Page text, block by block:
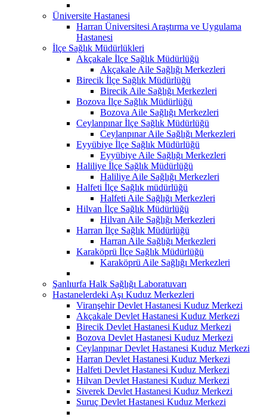
Üniversite Hastanesi
Harran Üniversitesi Araştırma ve Uygulama
Hastanesi
İlçe Sağlık Müdürlükleri
Akçakale İlçe Sağlık Müdürlüğü
Akçakale Aile Sağlığı Merkezleri
Birecik İlçe Sağlık Müdürlüğü
Birecik Aile Sağlığı Merkezleri
Bozova İlçe Sağlık Müdürlüğü
Bozova Aile Sağlığı Merkezleri
Ceylanpınar İlçe Sağlık Müdürlüğü
Ceylanpınar Aile Sağlığı Merkezleri
Eyyübiye İlçe Sağlık Müdürlüğü
Eyyübiye Aile Sağlığı Merkezleri
Haliliye İlçe Sağlık Müdürlüğü
Haliliye Aile Sağlığı Merkezleri
Halfeti İlçe Sağlık müdürlüğü
Halfeti Aile Sağlığı Merkezleri
Hilvan İlçe Sağlık Müdürlüğü
Hilvan Aile Sağlığı Merkezleri
Harran İlçe Sağlık Müdürlüğü
Harran Aile Sağlığı Merkezleri
Karaköprü İlçe Sağlık Müdürlüğü
Karaköprü Aile Sağlığı Merkezleri
Şanlıurfa Halk Sağlığı Laboratuvarı
Hastanelerdeki Aşı Kuduz Merkezleri
Viranşehir Devlet Hastanesi Kuduz Merkezi
Akçakale Devlet Hastanesi Kuduz Merkezi
Birecik Devlet Hastanesi Kuduz Merkezi
Bozova Devlet Hastanesi Kuduz Merkezi
Ceylanpınar Devlet Hastanesi Kuduz Merkezi
Harran Devlet Hastanesi Kuduz Merkezi
Halfeti Devlet Hastanesi Kuduz Merkezi
Hilvan Devlet Hastanesi Kuduz Merkezi
Siverek Devlet Hastanesi Kuduz Merkezi
Suruç Devlet Hastanesi Kuduz Merkezi